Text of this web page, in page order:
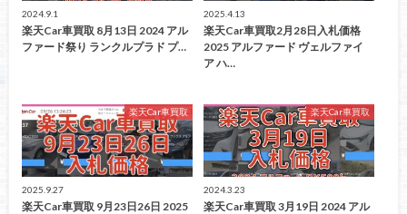
2024.9.1
楽天Car車買取 8月13日 2024 アル
ファード祭り ランクルプラド プ…
2025.4.13
楽天Car車買取2月28日入札価格
2025 アルファード ヴェルファイ
ア ハ…
楽天Car車買取
2025.9.27
楽天Car車買取 9月23日26日 2025
楽天Car車買取
2024.3.23
楽天Car車買取 3月19日 2024 アル